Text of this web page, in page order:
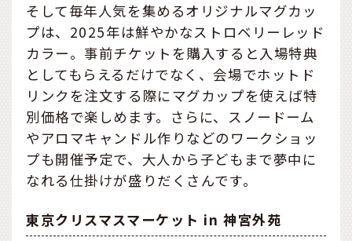
そして毎年人気を集めるオリジナルマグカッ
プは、2025年は鮮やかなストロベリーレッド
カラー。事前チケットを購入すると入場特典
としてもらえるだけでなく、会場でホットド
リンクを注文する際にマグカップを使えば特
別価格で楽しめます。さらに、スノードーム
やアロマキャンドル作りなどのワークショッ
プも開催予定で、大人から子どもまで夢中に
なれる仕掛けが盛りだくさんです。
東京クリスマスマーケット in 神宮外苑